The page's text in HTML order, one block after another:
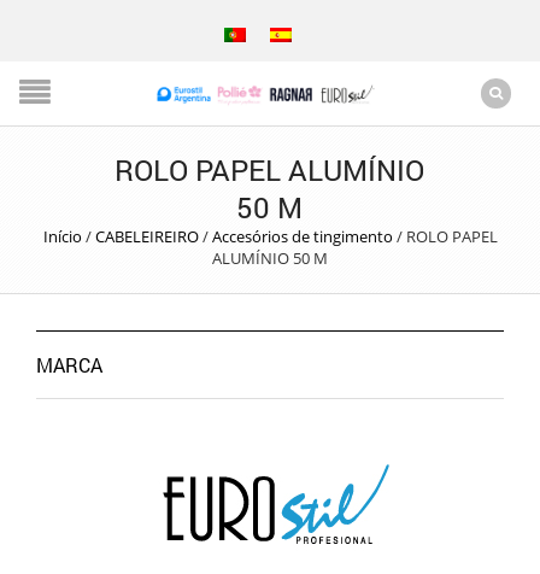
ROLO PAPEL ALUMÍNIO
50 M
Início /CABELEIREIRO/Accesórios de tingimento / ROLO PAPEL
ALUMÍNIO 50 M
MARCA